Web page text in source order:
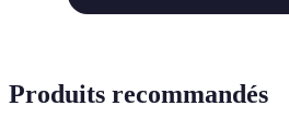
Produits recommandés